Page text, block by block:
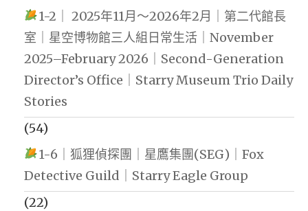
1-2｜ 2025年11月～2026年2月｜第二代館長
室｜星空博物館三人組日常生活｜November
2025–February 2026｜Second-Generation
Director’s Office｜Starry Museum Trio Daily
Stories
(54)
1-6｜狐狸偵探團｜星鷹集團(SEG)｜Fox
Detective Guild｜Starry Eagle Group
(22)